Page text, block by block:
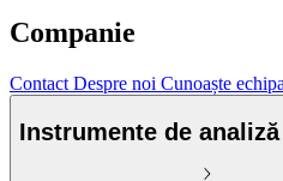
Companie
Contact Despre noi Cunoaște echipa
Instrumente de